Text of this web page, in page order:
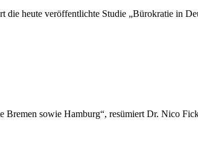
heute veröffentlichte Studie „Bürokratie in
Bremen sowie Hamburg“, resümiert Dr. Nico